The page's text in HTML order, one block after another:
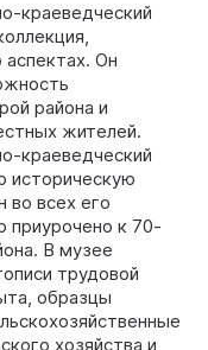
краеведческий
Он
района и
жителей.
краеведческий
историческую
всех его
приурочено к 70-
В музее
трудовой
образцы
хозяйства и